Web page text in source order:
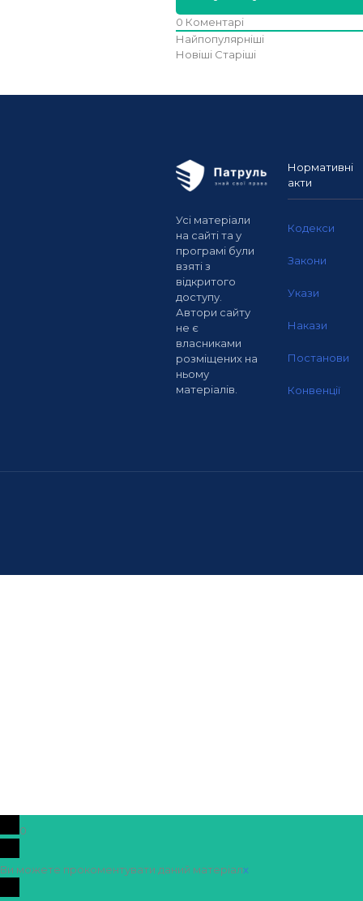
0 Коментарі
Найпопулярніші
Новіші Старіші
Усі матеріали
на сайті та у
програмі були
взяті з
відкритого
доступу.
Автори сайту
не є
власниками
розміщених на
ньому
матеріалів.
Нормативні
акти
Кодекси
Закони
Укази
Накази
Постанови
Конвенції
0
Ви можете прокоментувати даний матеріалx